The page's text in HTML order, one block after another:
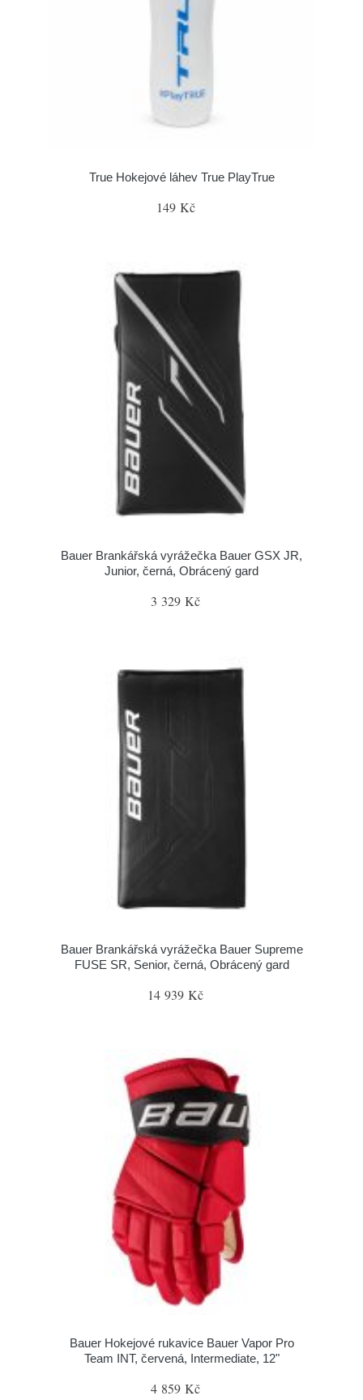
True Hokejové láhev True PlayTrue
149 Kč
Bauer Brankářská vyrážečka Bauer GSX JR,
Junior, černá, Obrácený gard
3 329 Kč
Bauer Brankářská vyrážečka Bauer Supreme
FUSE SR, Senior, černá, Obrácený gard
14 939 Kč
Bauer Hokejové rukavice Bauer Vapor Pro
Team INT, červená, Intermediate, 12"
4 859 Kč